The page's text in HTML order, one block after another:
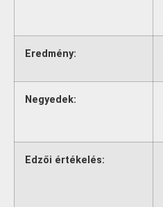
Eredmény:
Negyedek:
Edzői értékelés: